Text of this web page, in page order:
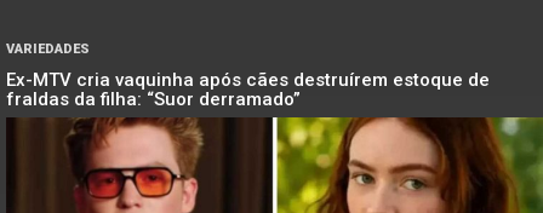
VARIEDADES
Ex-MTV cria vaquinha após cães destruírem estoque de
fraldas da filha: “Suor derramado”